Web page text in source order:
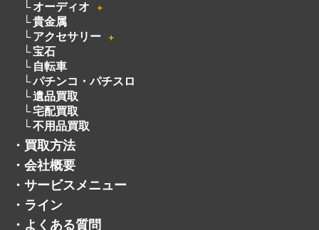
オーディオ
＋
貴金属
アクセサリー
＋
宝石
自転車
パチンコ・パチスロ
遺品買取
宅配買取
不用品買取
・ 買取方法
・ 会社概要
・ サービスメニュー
・ ライン
・ よくある質問